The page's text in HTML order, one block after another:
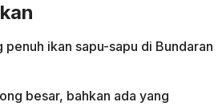
ikan sapu-sapu di Bundaran
besar, bahkan ada yang